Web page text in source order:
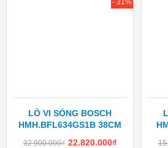
LÒ VI SÓNG BOSCH
HMH.BFL634GS1B 38CM
32.900.000₫ 22.820.000₫
- 31%